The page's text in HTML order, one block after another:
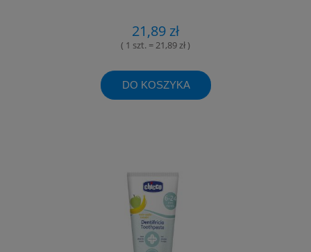
21,89 zł
( 1 szt. = 21,89 zł )
DO KOSZYKA